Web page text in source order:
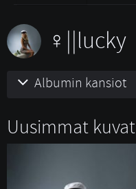
||lucky
Albumin kansiot
Uusimmat kuvat